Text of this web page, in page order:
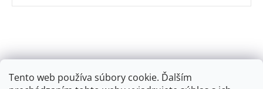
Tento web používa súbory cookie. Ďalším